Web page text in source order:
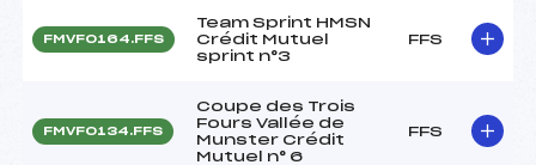
FMVF0164.FFS
Team Sprint HMSN
Crédit Mutuel
sprint n°3
FFS
FMVF0134.FFS
Coupe des Trois
Fours Vallée de
Munster Crédit
Mutuel n° 6
FFS